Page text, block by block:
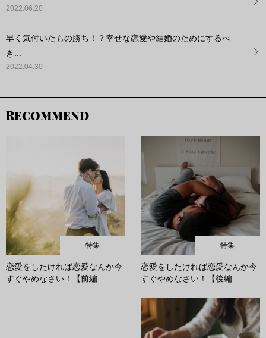
2022.06.20
早く気付いたもの勝ち！？幸せな恋愛や結婚のためにするべ
き...
2022.04.30
RECOMMEND
特集
恋愛をしたければ恋愛なんか今
すぐやめなさい！【前編...
特集
恋愛をしたければ恋愛なんか今
すぐやめなさい！【後編...